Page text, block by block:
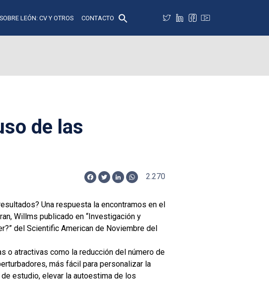
SOBRE LEÓN: CV Y OTROS CONTACTO
de las
Facebook
TwitterLinkedInWhatsApp
2.270
Una respuesta la encontramos en el
Willms publicado en “Investigación y
del Scientific American de Noviembre del
o atractivas como la reducción del número de
más fácil para personalizar la
estudio, elevar la autoestima de los